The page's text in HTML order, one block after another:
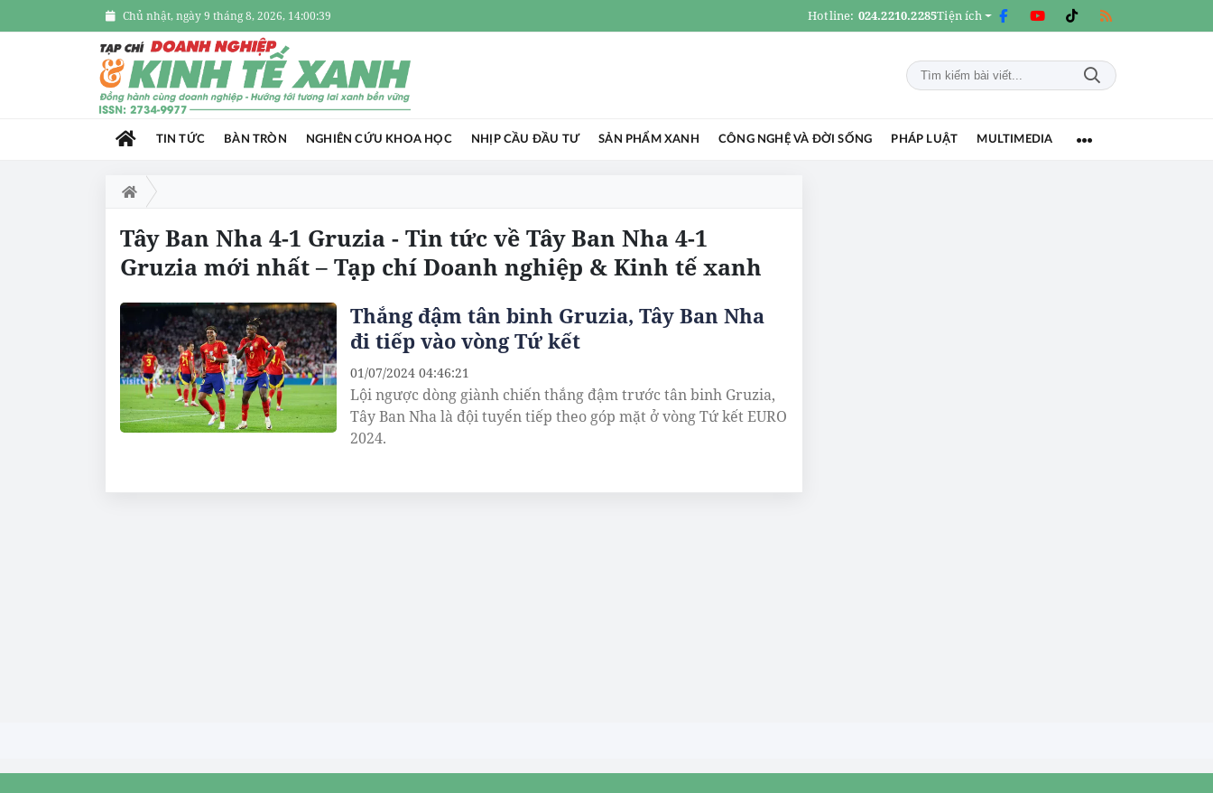
Chủ nhật, ngày 9 tháng 8, 2026, 14:00:40 Hotline: 024.2210.2285Tiện ích
TIN TỨC BÀN TRÒN NGHIÊN CỨU KHOA HỌC NHỊP CẦU ĐẦU TƯ SẢN PHẨM XANH CÔNG NGHỆ VÀ ĐỜI SỐNG PHÁP LUẬT MULTIMEDIA
Tây Ban Nha 4-1 Gruzia - Tin tức về Tây Ban Nha 4-1
Gruzia mới nhất – Tạp chí Doanh nghiệp & Kinh tế xanh
Thắng đậm tân binh Gruzia, Tây Ban Nha
đi tiếp vào vòng Tứ kết
Lội ngược dòng giành chiến thắng đậm trước tân binh Gruzia,
Tây Ban Nha là đội tuyển tiếp theo góp mặt ở vòng Tứ kết EURO
2024.
01/07/2024 04:46:21